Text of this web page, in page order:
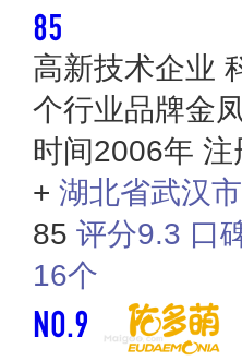
85
高新技术企业
个行业品牌金
时间2006年 注
+ 湖北省武汉市
85 评分9.3 口
16个
NO.9